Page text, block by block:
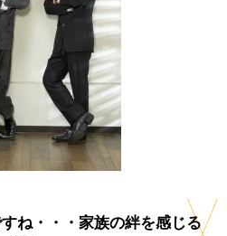
・・・家族の絆を感じる